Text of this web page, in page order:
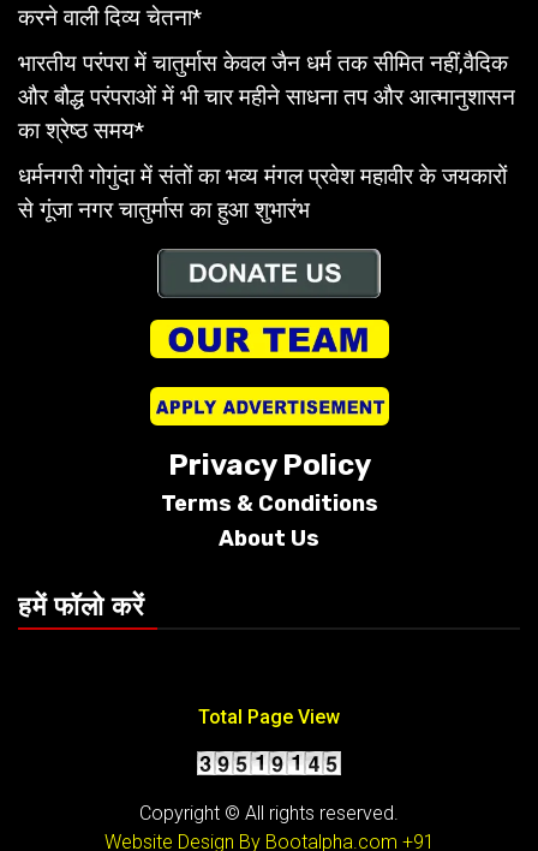
करने वाली दिव्य चेतना*
भारतीय परंपरा में चातुर्मास केवल जैन धर्म तक सीमित नहीं,वैदिक
और बौद्ध परंपराओं में भी चार महीने साधना तप और आत्मानुशासन
का श्रेष्ठ समय*
धर्मनगरी गोगुंदा में संतों का भव्य मंगल प्रवेश महावीर के जयकारों
से गूंजा नगर चातुर्मास का हुआ शुभारंभ
Privacy Policy
Terms & Conditions
About Us
हमें फॉलो करें
Total Page View
Copyright © All rights reserved.
Website Design By Bootalpha.com +91